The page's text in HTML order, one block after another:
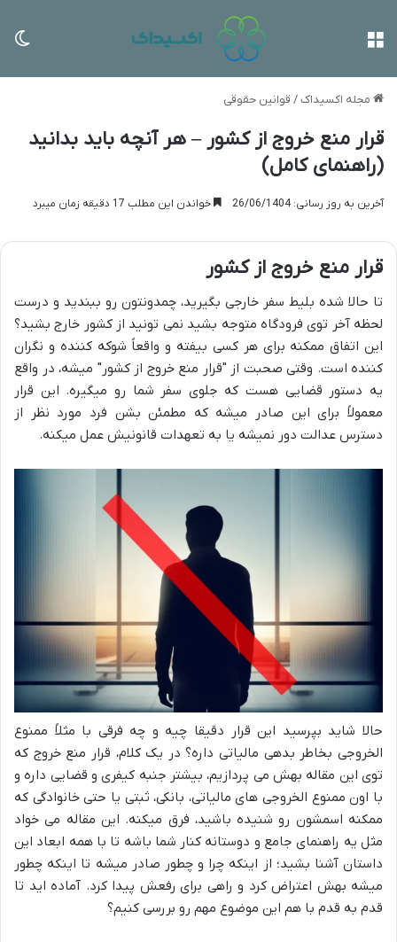
مجله اکسیداک/ قوانین حقوقی
قرار منع خروج از کشور – هر آنچه باید بدانید
(راهنمای کامل)
آخرین به روز رسانی: 26/06/1404 خواندن این مطلب 17 دقیقه زمان میبرد
قرار منع خروج از کشور
تا حالا شده بلیط سفر خارجی بگیرید، چمدونتون رو ببندید و درست
لحظه آخر توی فرودگاه متوجه بشید نمی تونید از کشور خارج بشید؟
این اتفاق ممکنه برای هر کسی بیفته و واقعاً شوکه کننده و نگران
کننده است. وقتی صحبت از "قرار منع خروج از کشور" میشه، در واقع
یه دستور قضایی هست که جلوی سفر شما رو میگیره. این قرار
معمولاً برای این صادر میشه که مطمئن بشن فرد مورد نظر از
دسترس عدالت دور نمیشه یا به تعهدات قانونیش عمل میکنه.
حالا شاید بپرسید این قرار دقیقا چیه و چه فرقی با مثلاً ممنوع
الخروجی بخاطر بدهی مالیاتی داره؟ در یک کلام، قرار منع خروج که
توی این مقاله بهش می پردازیم، بیشتر جنبه کیفری و قضایی داره و
با اون ممنوع الخروجی های مالیاتی، بانکی، ثبتی یا حتی خانوادگی که
ممکنه اسمشون رو شنیده باشید، فرق میکنه. این مقاله می خواد
مثل یه راهنمای جامع و دوستانه کنار شما باشه تا با همه ابعاد این
داستان آشنا بشید؛ از اینکه چرا و چطور صادر میشه تا اینکه چطور
میشه بهش اعتراض کرد و راهی برای رفعش پیدا کرد. آماده اید تا
قدم به قدم با هم این موضوع مهم رو بررسی کنیم؟